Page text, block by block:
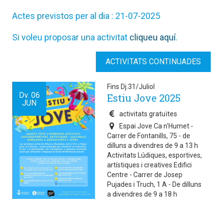
Actes previstos per al dia : 21-07-2025
Si voleu proposar una activitat cliqueu aquí.
ACTIVITATS CONTINUADES
Dv. 06
JUN
Fins Dj.31/Juliol
Estiu Jove 2025
activitats gratuïtes
Espai Jove Ca n'Humet -
Carrer de Fontanills, 75 - de
dilluns a divendres de 9 a 13 h
Activitats Lúdiques, esportives,
artístiques i creatives Edifici
Centre - Carrer de Josep
Pujades i Truch, 1 A - De dilluns
a divendres de 9 a 18 h